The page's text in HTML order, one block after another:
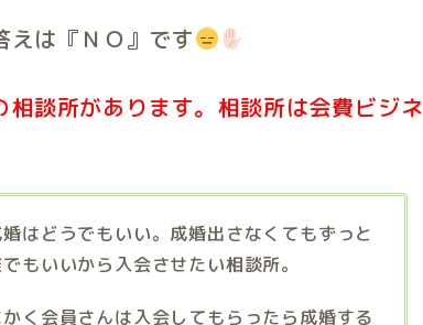
えは『ＮＯ』です
談所があります。相談所は会費ビジネ
はどうでもいい。成婚出さなくてもずっと
もいいから入会させたい相談所。
く会員さんは入会してもらったら成婚する